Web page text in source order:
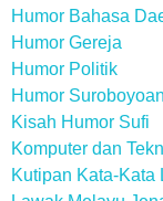
Humor Bahasa
Humor Gereja
Humor Politik
Humor Suroboyoan
Kisah Humor Sufi
Komputer dan
Kutipan Kata-Kata